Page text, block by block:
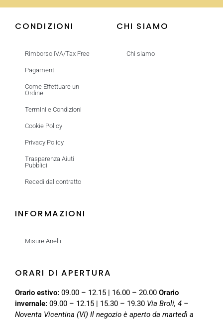
CONDIZIONI
Rimborso IVA/Tax Free
Pagamenti
Come Effettuare un
Ordine
Termini e Condizioni
Cookie Policy
Privacy Policy
Trasparenza Aiuti
Pubblici
Recedi dal contratto
CHI SIAMO
Chi siamo
INFORMAZIONI
Misure Anelli
ORARI DI APERTURA
Orario estivo: 09.00 – 12.15 | 16.00 – 20.00 Orario
invernale: 09.00 – 12.15 | 15.30 – 19.30 Via Broli, 4 –
Noventa Vicentina (VI) Il negozio è aperto da martedì a